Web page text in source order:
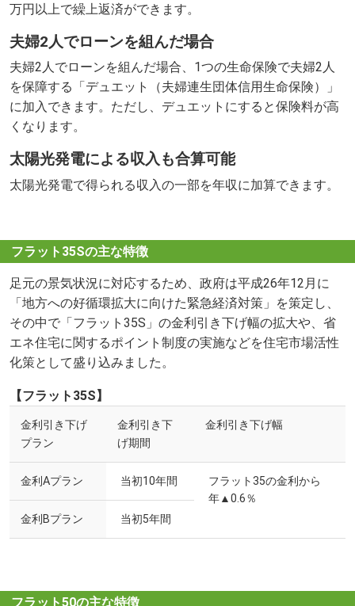
万円以上で繰上返済ができます。
夫婦2人でローンを組んだ場合
夫婦2人でローンを組んだ場合、1つの生命保険で夫婦2人
を保障する「デュエット（夫婦連生団体信用生命保険）」
に加入できます。ただし、デュエットにすると保険料が高
くなります。
太陽光発電による収入も合算可能
太陽光発電で得られる収入の一部を年収に加算できます。
フラット35Sの主な特徴
足元の景気状況に対応するため、政府は平成26年12月に
「地方への好循環拡大に向けた緊急経済対策」を策定し、
その中で「フラット35S」の金利引き下げ幅の拡大や、省
エネ住宅に関するポイント制度の実施などを住宅市場活性
化策として盛り込みました。
【フラット35S】
金利引き下げ
プラン
金利引き下
げ期間
金利引き下げ幅
金利Aプラン 当初10年間
フラット35の金利から
年▲0.6％
金利Bプラン 当初5年間
フラット50の主な特徴